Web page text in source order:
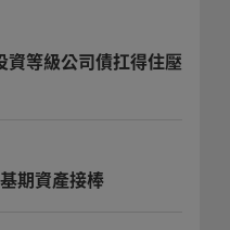
資等級公司債扛得住壓
期資產接棒